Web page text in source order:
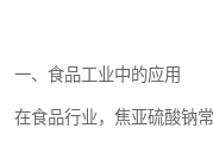
一、食品工业中的应用
在食品行业，焦亚硫酸钠